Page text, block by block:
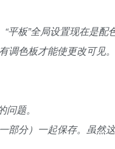
平板”全局设置现在是配
调色板才能使更改可见。
题。
分）一起保存。虽然